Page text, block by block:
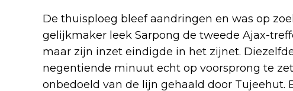
De thuisploeg bleef aandringen en was op
gelijkmaker leek Sarpong de tweede Ajax-
maar zijn inzet eindigde in het zijnet.
negentiende minuut echt op voorsprong te
onbedoeld van de lijn gehaald door Tujeehut.